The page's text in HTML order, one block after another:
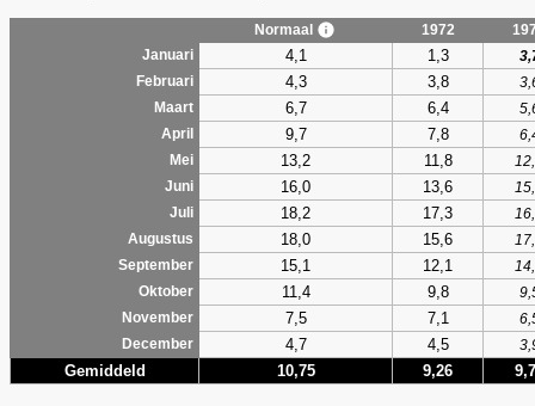
Normaal 1972
Januari
4,1 1,3
Februari
4,3 3,8
Maart
6,7 6,4
April
9,7 7,8
Mei
13,2 11,8
Juni
16,0 13,6
Juli
18,2 17,3
Augustus
18,0 15,6
September
15,1 12,1
Oktober
11,4 9,8
November
7,5 7,1
December
4,7 4,5
Gemiddeld 10,75 9,26